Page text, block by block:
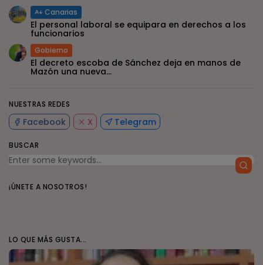
NUESTRAS REDES
Facebook X Telegram
BUSCAR
¡ÚNETE A NOSOTROS!
LO QUE MÁS GUSTA...
Canarias
El personal laboral se equipara en derechos a los
funcionarios
Gobierno
El decreto escoba de Sánchez deja en manos de
Mazón una nueva...